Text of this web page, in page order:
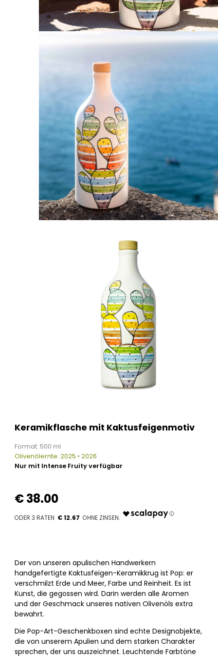
Keramikflasche mit Kaktusfeigenmotiv
Format: 500 ml
Olivenölernte: 2025 • 2026
Nur mit Intense Fruity verfügbar
€38.00
€ 12.67
Der von unseren apulischen Handwerkern
handgefertigte Kaktusfeigen-Keramikkrug ist Pop: er
verschmilzt Erde und Meer, Farbe und Reinheit. Es ist
Kunst, die gegossen wird. Darin werden alle Aromen
und der Geschmack unseres nativen Olivenöls extra
bewahrt.
Die Pop-Art-Geschenkboxen sind echte Designobjekte,
die von unserem Apulien und dem starken Charakter
sprechen, der uns auszeichnet. Leuchtende Farbtöne